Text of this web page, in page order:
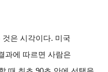
은 시각이다. 미국
과에 따르면 사람은